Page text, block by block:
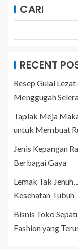
CARI
RECENT
Resep Gulai
Menggugah
Taplak Meja
untuk Membuat
Jenis Kepangan
Berbagai Gaya
Lemak Tak
Kesehatan Tubuh
Bisnis Toko
Fashion yang